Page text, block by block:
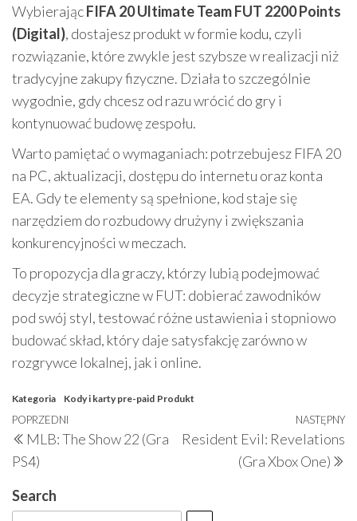
WybierającFIFA 20 Ultimate Team FUT 2200 Points
(Digital), dostajesz produkt w formie kodu, czyli
rozwiązanie, które zwykle jest szybsze w realizacji niż
tradycyjne zakupy fizyczne. Działa to szczególnie
wygodnie, gdy chcesz od razu wrócić do gry i
kontynuować budowę zespołu.
Warto pamiętać o wymaganiach: potrzebujesz FIFA 20
na PC, aktualizacji, dostępu do internetu oraz konta
EA. Gdy te elementy są spełnione, kod staje się
narzędziem do rozbudowy drużyny i zwiększania
konkurencyjności w meczach.
To propozycja dla graczy, którzy lubią podejmować
decyzje strategiczne w FUT: dobierać zawodników
pod swój styl, testować różne ustawienia i stopniowo
budować skład, który daje satysfakcję zarówno w
rozgrywce lokalnej, jak i online.
Kategoria Kody i karty pre-paid Produkt
Nawigacja
wpisu
Poprzedni
wpis
POPRZEDNI
MLB: The Show 22 (Gra
PS4)
NASTĘPNY
Resident Evil: Revelations
(Gra Xbox One)
Search